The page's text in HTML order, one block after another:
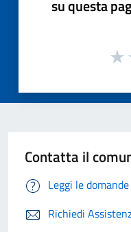
su questa
Contatta il
Leggi le
Richiedi